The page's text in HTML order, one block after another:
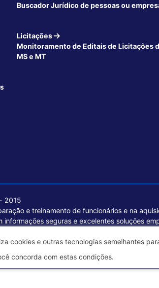
Buscador Jurídico de pessoas ou
Licitações
Monitoramento de Editais de Licitações
MS e MT
2015
e treinamento de funcionários e na
seguras e excelentes soluções
cookies e outras tecnologias semelhantes
concorda com estas condições.